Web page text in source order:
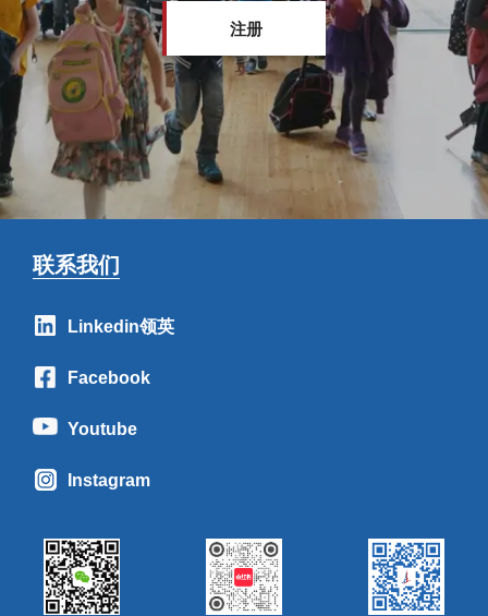
注册
联系我们
Linkedin领英
Facebook
Youtube
Instagram